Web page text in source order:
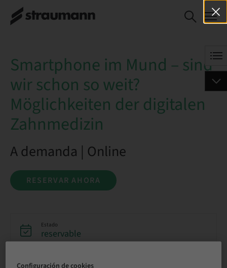
Smartphone im Mund –
sind wir schon so weit?
RESERVAR AHORA
Smartphone im Mund – sind
wir schon so weit?
Möglichkeiten der digitalen
Zahnmedizin
A demanda | Online
RESERVAR AHORA
Estado
reservable